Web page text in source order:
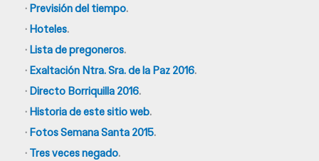
· Previsión del tiempo.
· Hoteles.
· Lista de pregoneros.
· Exaltación Ntra. Sra. de la Paz 2016.
· Directo Borriquilla 2016.
· Historia de este sitio web.
· Fotos Semana Santa 2015.
· Tres veces negado.